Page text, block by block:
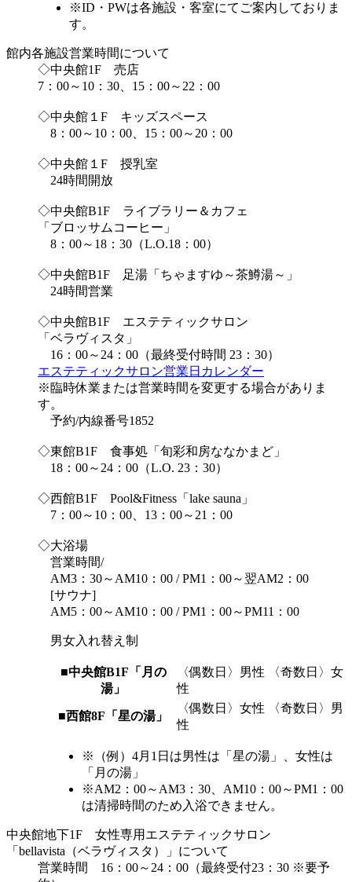
※ID・PWは各施設・客室にてご案内しておりま
す。
館内各施設営業時間について
◇中央館1F 売店
7：00～10：30、15：00～22：00
◇中央館１F キッズスペース
8：00～10：00、15：00～20：00
◇中央館１F 授乳室
24時間開放
◇中央館B1F ライブラリー＆カフェ
「ブロッサムコーヒー」
8：00～18：30（L.O.18：00）
◇中央館B1F 足湯「ちゃますゆ～茶鱒湯～」
24時間営業
◇中央館B1F エステティックサロン
「ベラヴィスタ」
16：00～24：00（最終受付時間 23：30）
エステティックサロン営業日カレンダー
※臨時休業または営業時間を変更する場合がありま
す。
予約/内線番号1852
◇東館B1F 食事処「旬彩和房ななかまど」
18：00～24：00（L.O. 23：30）
◇西館B1F Pool&Fitness「lake sauna」
7：00～10：00、13：00～21：00
◇大浴場
営業時間/
AM3：30～AM10：00 / PM1：00～翌AM2：00
[サウナ]
AM5：00～AM10：00 / PM1：00～PM11：00
男女入れ替え制
■中央館B1F「月の
湯」
〈偶数日〉男性 〈奇数日〉女
性
■西館8F「星の湯」
〈偶数日〉女性 〈奇数日〉男
性
※（例）4月1日は男性は「星の湯」、女性は
「月の湯」
※AM2：00～AM3：30、AM10：00～PM1：00
は清掃時間のため入浴できません。
中央館地下1F 女性専用エステティックサロン
「bellavista（ベラヴィスタ）」について
営業時間 16：00～24：00（最終受付23：30 ※要予